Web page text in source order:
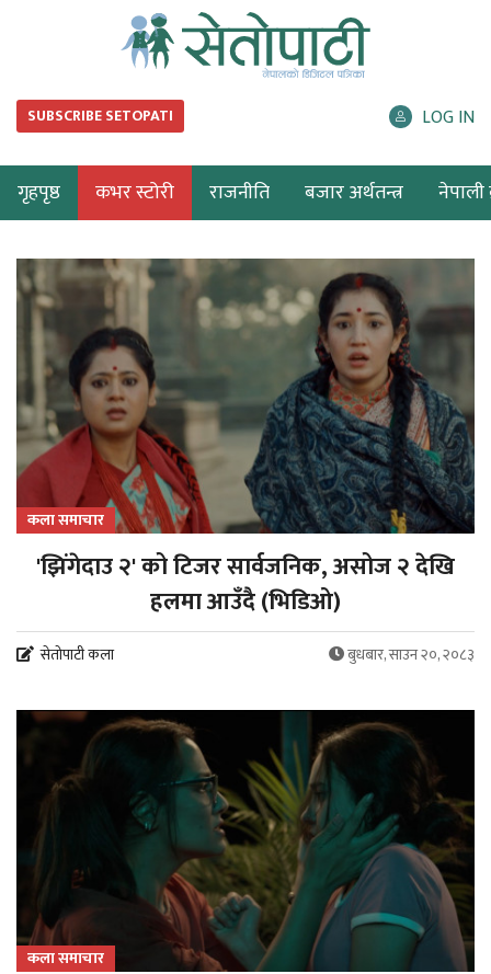
SUBSCRIBE SETOPATI LOG IN
गृहपृष्ठ कभर स्टोरी राजनीति बजार अर्थतन्त्र नेपाली
कला समाचार
'झिंगेदाउ २' को टिजर सार्वजनिक, असोज २ देखि
हलमा आउँदै (भिडिओ)
सेतोपाटी कला बुधबार, साउन २०, २०८३
कला समाचार